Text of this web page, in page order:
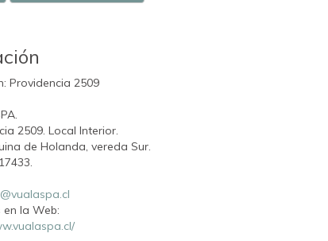
Providencia 2509
2509. Local Interior.
de Holanda, vereda Sur.
en la Web: